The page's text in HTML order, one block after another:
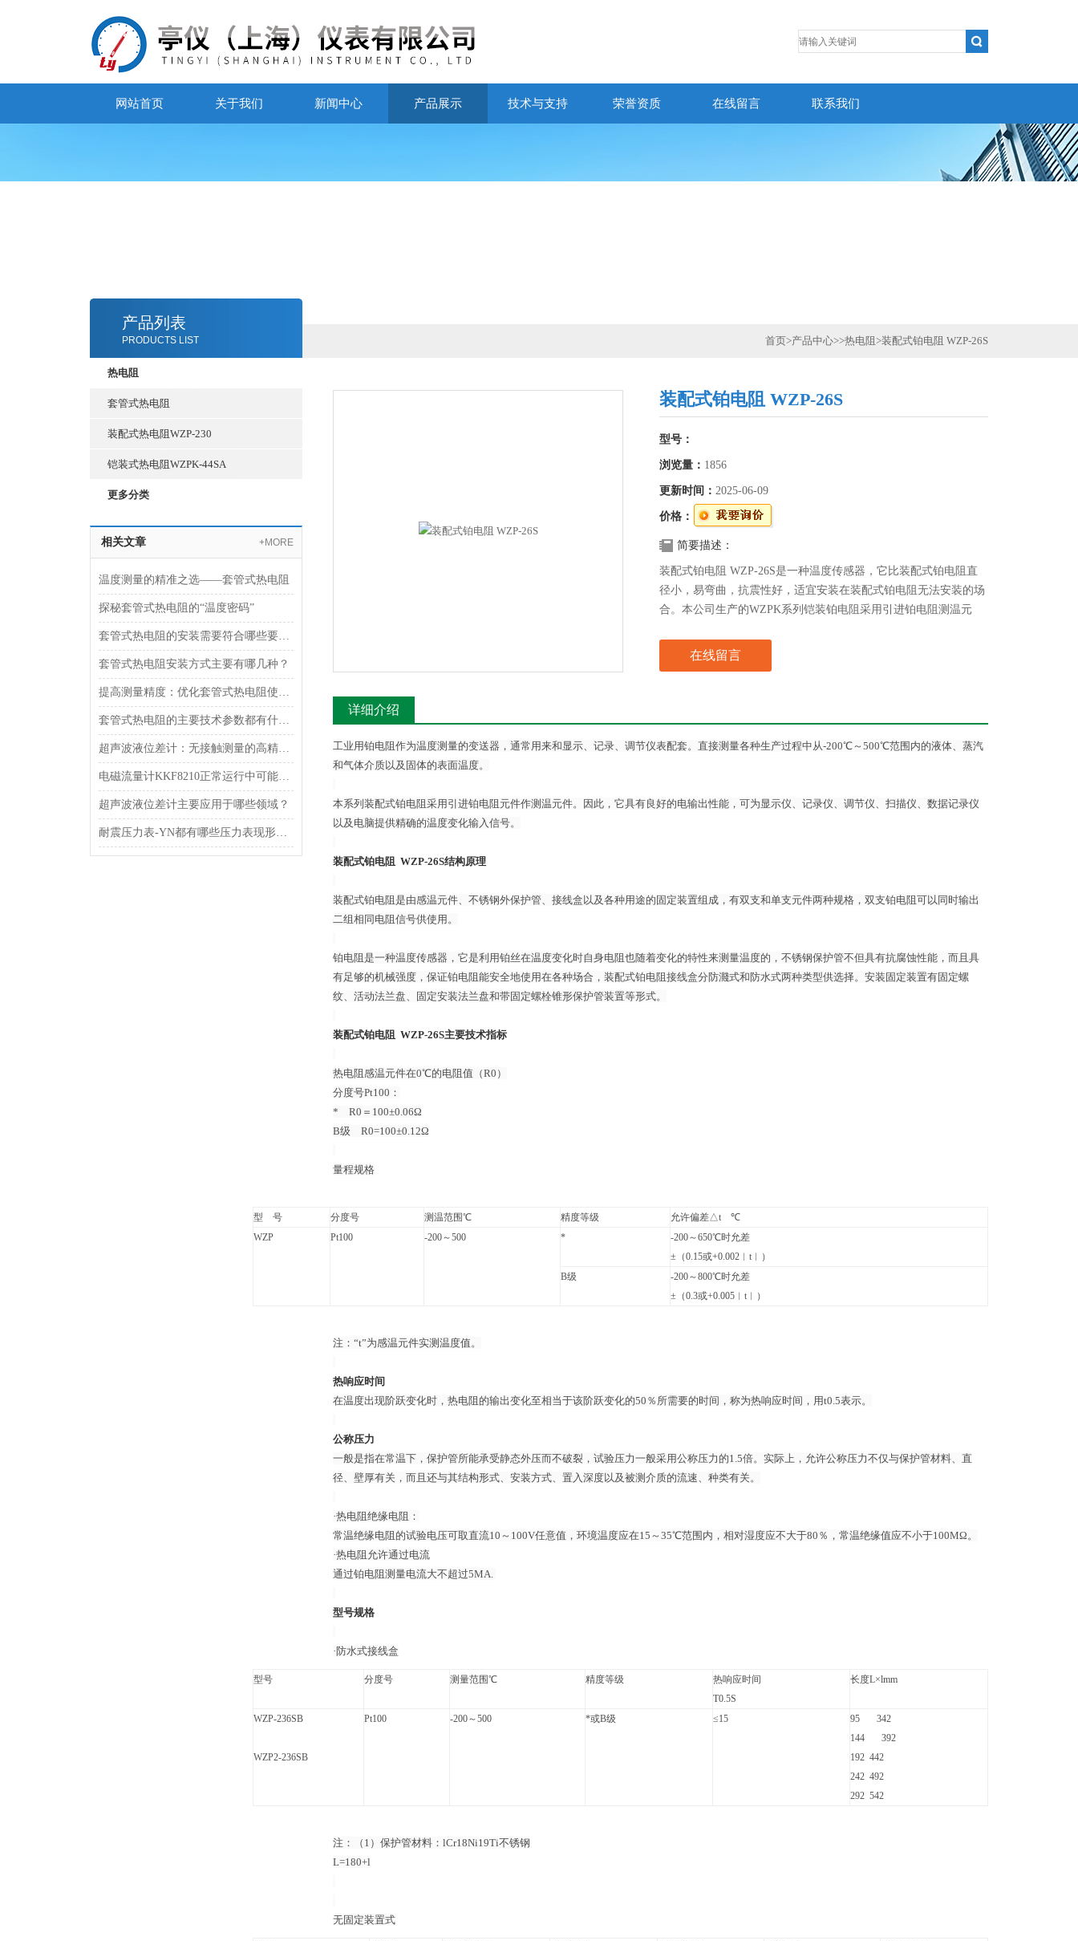
网站首页 关于我们 新闻中心 产品展示 技术与支持 荣誉资质 在线留言 联系我们
产品列表
PRODUCTS LIST
热电阻
套管式热电阻
装配式热电阻WZP-230
铠装式热电阻WZPK-44SA
更多分类
相关文章 +MORE
温度测量的精准之选——套管式热电阻
探秘套管式热电阻的“温度密码”
套管式热电阻的安装需要符合哪些要求？
套管式热电阻安装方式主要有哪几种？
提高测量精度：优化套管式热电阻使用技巧
套管式热电阻的主要技术参数都有什么？
超声波液位差计：无接触测量的高精度解决方案
电磁流量计KKF8210正常运行中可能会出现哪些问题？
超声波液位差计主要应用于哪些领域？
耐震压力表-YN都有哪些压力表现形式？
首页>产品中心>>热电阻 >装配式铂电阻 WZP-26S
装配式铂电阻 WZP-26S
型号：
浏览量： 1856
更新时间： 2025-06-09
价格：
简要描述：
装配式铂电阻 WZP-26S是一种温度传感器，它比装配式铂电阻直
径小，易弯曲，抗震性好，适宜安装在装配式铂电阻无法安装的场
合。本公司生产的WZPK系列铠装铂电阻采用引进铂电阻测温元
长等特点。
在线留言
详细介绍
工业用铂电阻作为温度测量的变送器，通常用来和显示、记录、调节仪表配套。直接测量各种生产过程中从-200℃～500℃范围内的液体、蒸汽
和气体介质以及固体的表面温度。
本系列装配式铂电阻采用引进铂电阻元件作测温元件。因此，它具有良好的电输出性能，可为显示仪、记录仪、调节仪、扫描仪、数据记录仪
以及电脑提供精确的温度变化输入信号。
装配式铂电阻 WZP-26S​结构原理
装配式铂电阻是由感温元件、不锈钢外保护管、接线盒以及各种用途的固定装置组成，有双支和单支元件两种规格，双支铂电阻可以同时输出
二组相同电阻信号供使用。
铂电阻是一种温度传感器，它是利用铂丝在温度变化时自身电阻也随着变化的特性来测量温度的，不锈钢保护管不但具有抗腐蚀性能，而且具
有足够的机械强度，保证铂电阻能安全地使用在各种场合，装配式铂电阻接线盒分防濺式和防水式两种类型供选择。安装固定装置有固定螺
纹、活动法兰盘、固定安装法兰盘和带固定螺栓锥形保护管装置等形式。
装配式铂电阻 WZP-26S​主要技术指标
热电阻感温元件在0℃的电阻值（R0）
分度号Pt100：
* R0＝100±0.06Ω
B级 R0=100±0.12Ω
量程规格
型 号 分度号 测温范围℃ 精度等级
允许偏差△t ℃
WZP
Pt100 -200～500 *
-200～650℃时允差
±（0.15或+0.002︱t︱）
B级
-200～800℃时允差
±（0.3或+0.005︱t︱）
注：“t”为感温元件实测温度值。
热响应时间
在温度出现阶跃变化时，热电阻的输出变化至相当于该阶跃变化的50％所需要的时间，称为热响应时间，用t0.5表示。
公称压力
一般是指在常温下，保护管所能承受静态外压而不破裂，试验压力一般采用公称压力的1.5倍。实际上，允许公称压力不仅与保护管材料、直
径、壁厚有关，而且还与其结构形式、安装方式、置入深度以及被测介质的流速、种类有关。
·热电阻绝缘电阻：
常温绝缘电阻的试验电压可取直流10～100V任意值，环境温度应在15～35℃范围内，相对湿度应不大于80％，常温绝缘值应不小于100MΩ。
·热电阻允许通过电流
通过铂电阻测量电流大不超过5MA.
型号规格
·防水式接线盒
型号 分度号 测量范围℃ 精度等级
热响应时间
T0.5S
长度L×lmm
WZP-236SB
WZP2-236SB
Pt100 -200～500 *或B级 ≤15
95 342
144 392
192 442
242 492
292 542
注：（1）保护管材料：lCr18Ni19Ti不锈钢
L=180+l
无固定装置式